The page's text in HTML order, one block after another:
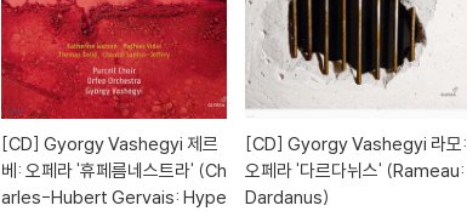
[CD] Gyorgy Vashegyi 제르
베: 오페라 '휴페름네스트라' (Ch
arles-Hubert Gervais: Hype
[CD] Gyorgy Vashegyi 라모:
오페라 '다르다뉘스' (Rameau:
Dardanus)